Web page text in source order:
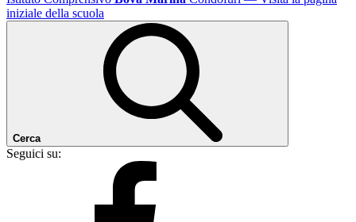
iniziale della scuola
Cerca
Seguici su: